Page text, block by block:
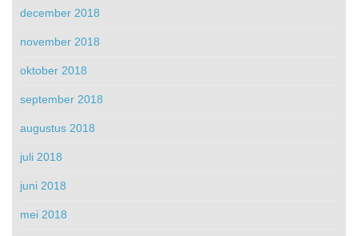
december 2018
november 2018
oktober 2018
september 2018
augustus 2018
juli 2018
juni 2018
mei 2018